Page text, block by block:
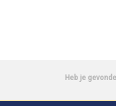
Heb je